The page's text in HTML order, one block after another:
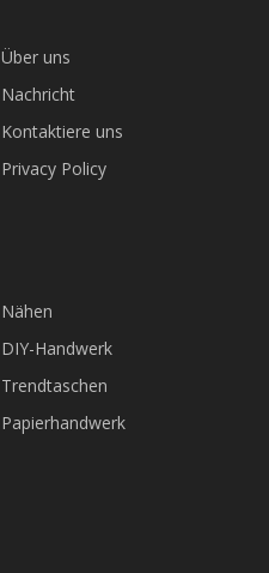
Über uns
Nachricht
Kontaktiere uns
Privacy Policy
Nähen
DIY-Handwerk
Trendtaschen
Papierhandwerk